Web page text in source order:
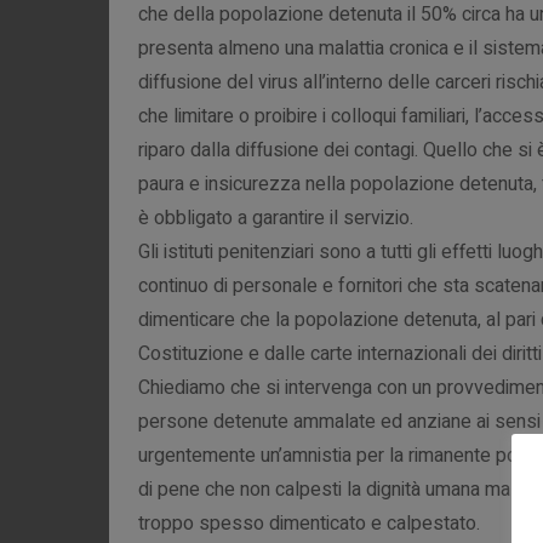
che della popolazione detenuta il 50% circa ha
presenta almeno una malattia cronica e il
diffusione del virus all’interno delle carceri
che limitare o proibire i colloqui familiari,
riparo dalla diffusione dei contagi. Quello che si
paura e insicurezza nella popolazione
è obbligato a garantire il servizio.
Gli istituti penitenziari sono a tutti gli effetti
continuo di personale e fornitori che sta
dimenticare che la popolazione detenuta, al
Costituzione e dalle carte internazionali dei diritti
Chiediamo che si intervenga con un
persone detenute ammalate ed anziane ai
urgentemente un’amnistia per la rimanente
di pene che non calpesti la dignità umana ma
troppo spesso dimenticato e calpestato.